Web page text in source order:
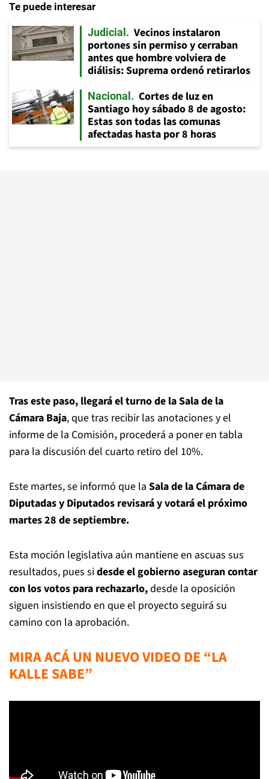
Te puede interesar
Judicial
Vecinos instalaron
portones sin permiso y cerraban
antes que hombre volviera de
diálisis: Suprema ordenó retirarlos
Nacional
Cortes de luz en
Santiago hoy sábado 8 de agosto:
Estas son todas las comunas
afectadas hasta por 8 horas
Tras este paso, llegará el turno de la Sala de la
Cámara Baja, que tras recibir las anotaciones y el
informe de la Comisión, procederá a poner en tabla
para la discusión del cuarto retiro del 10%.
Este martes, se informó que la Sala de la Cámara de
Diputadas y Diputados revisará y votará el próximo
martes 28 de septiembre.
Esta moción legislativa aún mantiene en ascuas sus
resultados, pues sidesde el gobierno aseguran contar
con los votos para rechazarlo,desde la oposición
siguen insistiendo en que el proyecto seguirá su
camino con la aprobación.
MIRA ACÁ UN NUEVO VIDEO DE “LA
KALLE SABE”